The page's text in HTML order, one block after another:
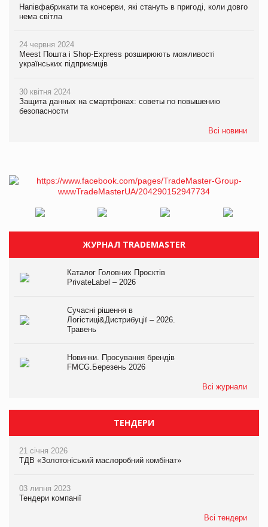
Напівфабрикати та консерви, які стануть в пригоді, коли довго
нема світла
24 червня 2024
Meest Пошта і Shop-Express розширюють можливості
українських підприємців
30 квітня 2024
Защита данных на смартфонах: советы по повышению
безопасности
Всі новини
ЖУРНАЛ TRADEMASTER
Каталог Головних Проєктів
PrivateLabel – 2026
Сучасні рішення в
Логістиці&Дистрибуції – 2026.
Травень
Новинки. Просування брендів
FMCG.Березень 2026
Всі журнали
ТЕНДЕРИ
21 січня 2026
ТДВ «Золотоніський маслоробний комбінат»
03 липня 2023
Тендери компанії
Всі тендери